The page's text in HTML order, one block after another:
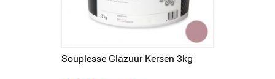
Souplesse Glazuur Kersen 3kg